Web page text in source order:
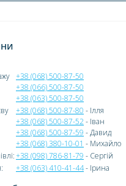
+38 (068) 500-87-50
+38 (066) 500-87-50
+38 (063) 500-87-50
+38 (068) 500-87-80 - Ілля
+38 (068) 500-87-52- Іван
+38 (068) 500-87-59 - Давид
+38 (068) 380-10-01 - Михайло
+38 (098) 786-81-79 - Сергій
+38 (063) 410-41-44- Ірина